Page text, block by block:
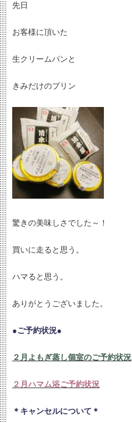
先日
お客様に頂いた
生クリームパンと
きみだけのプリン
驚きの美味しさでした～！
買いに走ると思う。
ハマると思う。
ありがとうございました。
●ご予約状況●
２月よもぎ蒸し個室のご予約状況
２月ハマム浴ご予約状況
＊キャンセルについて＊